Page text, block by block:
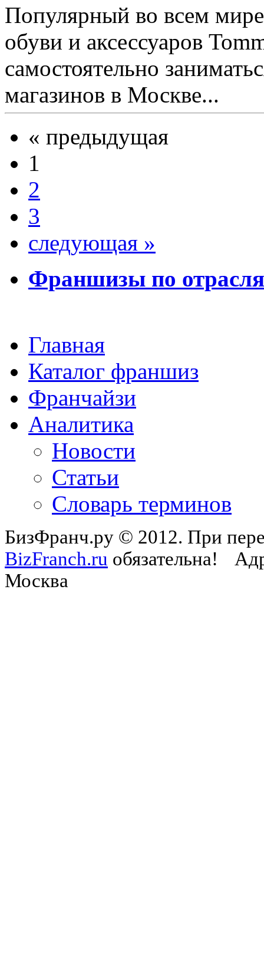
Популярный во всем
обуви и аксессуаров
самостоятельно
магазинов в Москве...
« предыдущая
1
2
3
следующая »
Франшизы по
Главная
Каталог франшиз
Франчайзи
Аналитика
Новости
Статьи
Словарь терминов
БизФранч.ру © 2012. При
BizFranch.ru обязательна!
Москва